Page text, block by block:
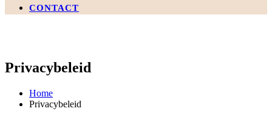
CONTACT
Privacybeleid
Home
Privacybeleid